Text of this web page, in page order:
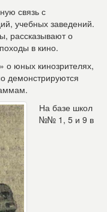
связь с
учебных заведений.
рассказывают о
в кино.
о юных кинозрителях,
демонстрируются
На базе школ
№№ 1, 5 и 9 в